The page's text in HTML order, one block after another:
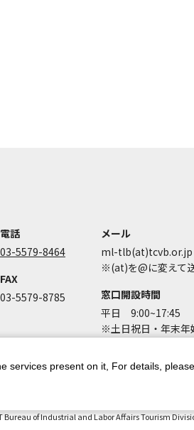
電話
03-5579-8464
FAX
03-5579-8785
メール
ml-tlb(at)tcvb.or.jp
※(at)を@に変えて
窓口開設時間
平日 9:00~17:45
※土日祝日・年末年
Bureau of Industrial and Labor Affairs Tourism
services present on it, For details, please